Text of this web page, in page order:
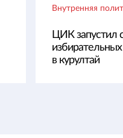
Внутренняя
ЦИК запустил
в курултай